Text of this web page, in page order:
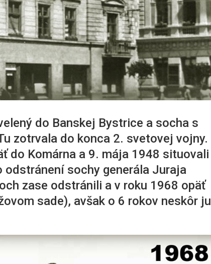
do Banskej Bystrice a socha s
zotrvala do konca 2. svetovej vojny.
do Komárna a 9. mája 1948 situovali
odstránení sochy generála Juraja
zase odstránili a v roku 1968 opäť
sade), avšak o 6 rokov neskôr ju